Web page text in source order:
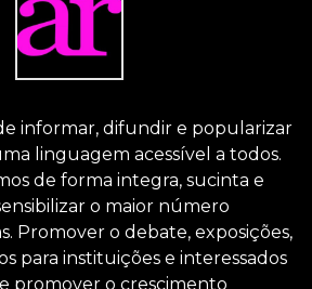
de informar, difundir e popularizar
linguagem acessível a todos.
de forma integra, sucinta e
o maior número
Promover o debate, exposições,
para instituições e interessados
promover o crescimento